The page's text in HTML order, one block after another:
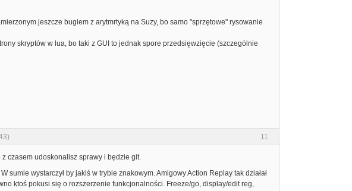
jeszcze bugiem z arytmrtyką na Suzy, bo samo "sprzętowe" rysowanie
skryptów w lua, bo taki z GUI to jednak spore przedsięwzięcie (szczególnie
11
czasem udoskonalisz sprawy i będzie git.
wystarczył by jakiś w trybie znakowym. Amigowy Action Replay tak działał
ktoś pokusi się o rozszerzenie funkcjonalności. Freeze/go, display/edit reg,